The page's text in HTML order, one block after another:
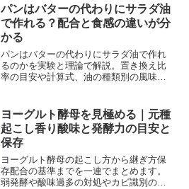
パンはバターの代わりにサラダ油
で作れる？配合と食感の違いが分
かる
パンはバターの代わりにサラダ油で作れ
るのかを実験と理論で解説。置き換え比
率の目安や計算式、油の種類別の風味と
康面、グルテンやカロリーの考え方、HB
設定も解説。初心者でも再現できます。
ヨーグルト酵母を見極める｜元種
起こし香り酸味と発酵力の目安と
保存
ヨーグルト酵母の起こし方から継ぎ方保
存配合の基準までを一連でまとめます。
弱発酵や酸味過多の対処やカビ識別の捨